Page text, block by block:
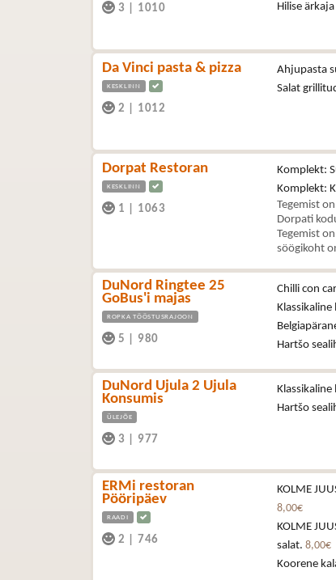
3 1010
Hilise
Da Vinci pasta & pizza
KESKLINN
2 1012
Ahjupasta
Salat
Dorpat Restoran
KESKLINN
1 1063
Komplekt:
Komplekt:
Tegemist
Dorpati
Tegemist
söögikoht
DuNord Ringtee 25
GoBus'i majas
ROPKA TÖÖSTUSRAJOON
5 980
Chilli con
Klassikaline
Hartšo
DuNord Ujula 2 Ujula
Konsumis
ÜLEJÕE
3 977
Klassikaline
Hartšo
ERMi restoran
Pööripäev
RAADI
2 746
KOLME
8,00€
KOLME
salat. 8,00€
Koorene